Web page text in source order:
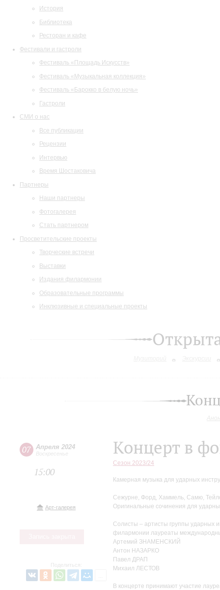
История
Библиотека
Ресторан и кафе
Фестивали и гастроли
Фестиваль «Площадь Искусств»
Фестиваль «Музыкальная коллекция»
Фестиваль «Барокко в белую ночь»
Гастроли
СМИ о нас
Все публикации
Рецензии
Интервью
Время Шостаковича
Партнеры
Наши партнеры
Фотогалерея
Стать партнером
Просветительские проекты
Творческие встречи
Выставки
Издания филармонии
Образовательные программы
Инклюзивные и специальные проекты
07 Апреля 2024
Воскресенье
15:00
Арт-галерея
Поделиться:
Концерт в
Сезон 2023/24
Камерная музыка для ударных
Сежурне, Форд, Хаммель, Самю,
Оригинальные сочинения для
Солисты – артисты группы ударных
филармонии лауреаты
Артемий ЗНАМЕНСКИЙ
Антон НАЗАРКО
Павел ДРАП
Михаил ЛЕСТОВ
В концерте принимают участие